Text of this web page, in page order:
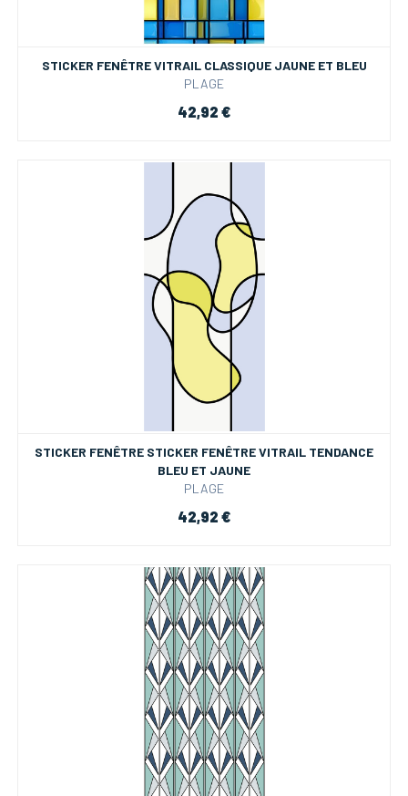
STICKER FENÊTRE VITRAIL CLASSIQUE JAUNE ET BLEU
PLAGE
42,92 €
STICKER FENÊTRE STICKER FENÊTRE VITRAIL TENDANCE
BLEU ET JAUNE
PLAGE
42,92 €